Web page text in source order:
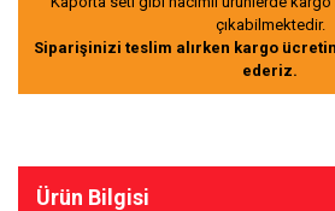
çıkabilmektedir.
Siparişinizi teslim alırken kargo
ederiz.
Ürün Bilgisi